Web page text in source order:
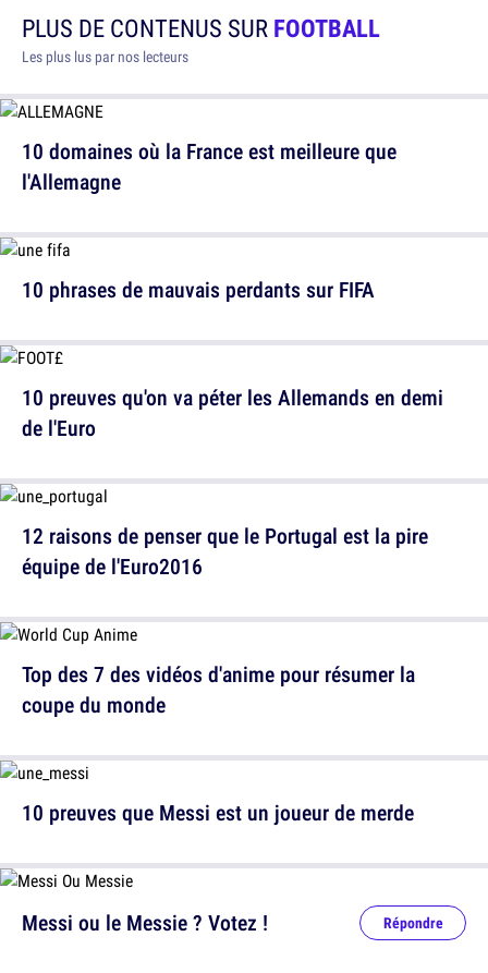
PLUS DE CONTENUS SURFOOTBALL
Les plus lus par nos lecteurs
10 domaines où la France est meilleure que
l'Allemagne
10 preuves qu'on va péter les Allemands en demi
de l'Euro
Top des 7 des vidéos d'anime pour résumer la
coupe du monde
Messi ou le Messie ? Votez ! Répondre
10 phrases de mauvais perdants sur FIFA
12 raisons de penser que le Portugal est la pire
équipe de l'Euro2016
10 preuves que Messi est un joueur de merde